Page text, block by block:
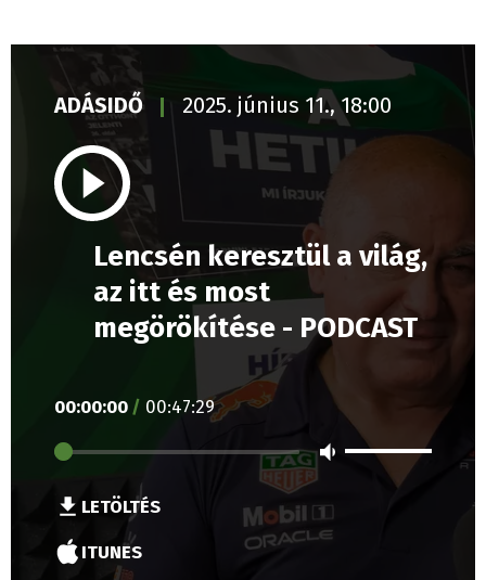
ADÁSIDŐ 2025. június 11., 18:00
Lencsén keresztül a világ,
az itt és most
megörökítése - PODCAST
00:00:00 / 00:47:29
LETÖLTÉS
ITUNES